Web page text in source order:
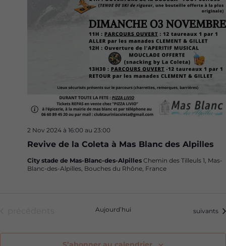
Revive de la Coleta à Mas Blanc des Alpilles
2 Nov 2024 à 16:00 au 23:00
City stade de Mas-Blanc-des-Alpilles Chemin des Tilleuls 1, Mas-
Blanc-des-Alpilles, Bouches du Rhône, France
Aujourd’hui suivants